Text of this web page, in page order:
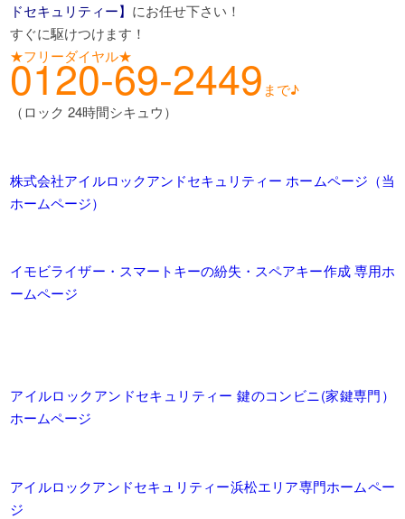
ドセキュリティー】 にお任せ下さい！
すぐに駆けつけます！
★フリーダイヤル★
0120-69-2449 まで♪
（ロック 24時間シキュウ）
株式会社アイルロックアンドセキュリティー ホームページ（当
ホームページ）
イモビライザー・スマートキーの紛失・スペアキー作成 専用ホ
ームページ
アイルロックアンドセキュリティー 鍵のコンビニ(家鍵専門）
ホームページ
アイルロックアンドセキュリティー浜松エリア専門ホームペー
ジ